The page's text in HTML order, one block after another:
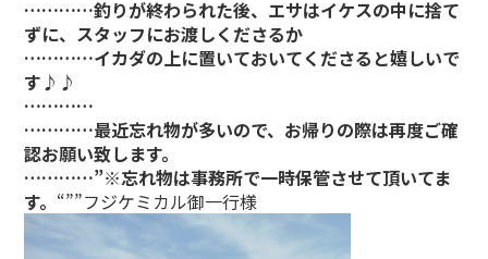
…………釣りが終わられた後、エサはイケスの中に捨て
ずに、スタッフにお渡しくださるか
…………イカダの上に置いておいてくださると嬉しいで
す♪♪
…………
…………最近忘れ物が多いので、お帰りの際は再度ご確
認お願い致します。
…………”※忘れ物は事務所で一時保管させて頂いてま
す。 “””フジケミカル御一行様